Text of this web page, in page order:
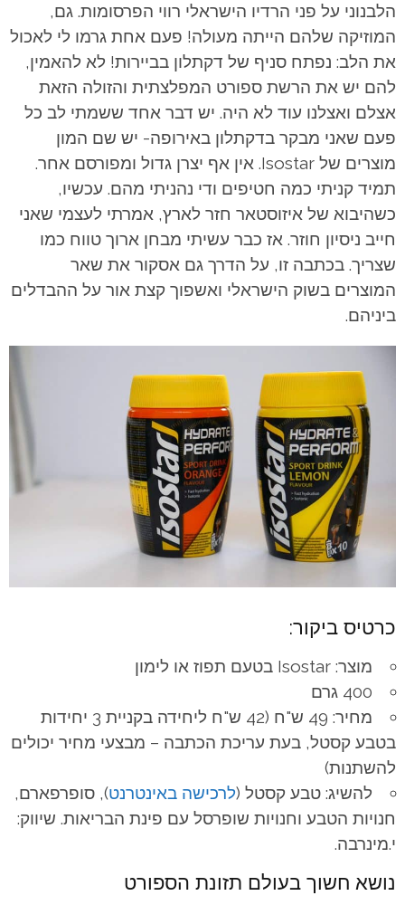
הלבנוני על פני הרדיו הישראלי רווי הפרסומות. גם,
המוזיקה שלהם הייתה מעולה! פעם אחת גרמו לי לאכול
את הלב: נפתח סניף של דקתלון בביירות! לא להאמין,
להם יש את הרשת ספורט המפלצתית והזולה הזאת
אצלם ואצלנו עוד לא היה. יש דבר אחד ששמתי לב כל
פעם שאני מבקר בדקתלון באירופה- יש שם המון
מוצרים של Isostar. אין אף יצרן גדול ומפורסם אחר.
תמיד קניתי כמה חטיפים ודי נהניתי מהם. עכשיו,
כשהיבוא של איזוסטאר חזר לארץ, אמרתי לעצמי שאני
חייב ניסיון חוזר. אז כבר עשיתי מבחן ארוך טווח כמו
שצריך. בכתבה זו, על הדרך גם אסקור את שאר
המוצרים בשוק הישראלי ואשפוך קצת אור על ההבדלים
ביניהם.
כרטיס ביקור:
מוצר: Isostar בטעם תפוז או לימון
400 גרם
מחיר: 49 ש"ח (42 ש"ח ליחידה בקניית 3 יחידות
בטבע קסטל, בעת עריכת הכתבה – מבצעי מחיר יכולים
להשתנות)
להשיג: טבע קסטל (לרכישה באינטרנט), סופרפארם,
חנויות הטבע וחנויות שופרסל עם פינת הבריאות. שיווק:
י.מינרבה.
נושא חשוך בעולם תזונת הספורט